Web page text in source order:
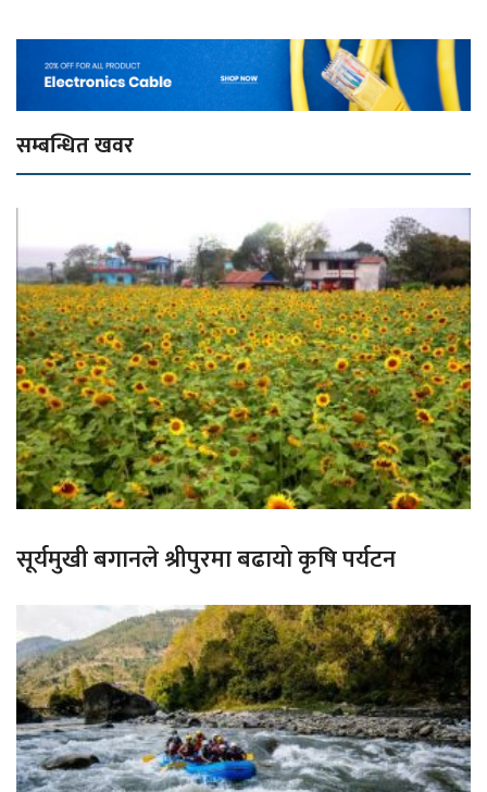
सम्बन्धित खवर
सूर्यमुखी बगानले श्रीपुरमा बढायो कृषि पर्यटन